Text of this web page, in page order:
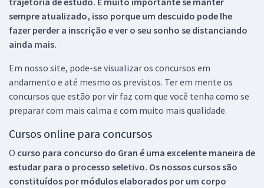
sempre atualizado, isso porque um descuido pode lhe
fazer perder a inscrição e ver o seu sonho se distanciando
ainda mais.
Em nosso site, pode-se visualizar os concursos em
andamento e até mesmo os previstos. Ter em mente os
concursos que estão por vir faz com que você tenha como se
preparar com mais calma e com muito mais qualidade.
Cursos online para concursos
O curso para concurso do Gran é uma excelente maneira de
estudar para o processo seletivo. Os nossos cursos são
constituídos por módulos elaborados por um corpo